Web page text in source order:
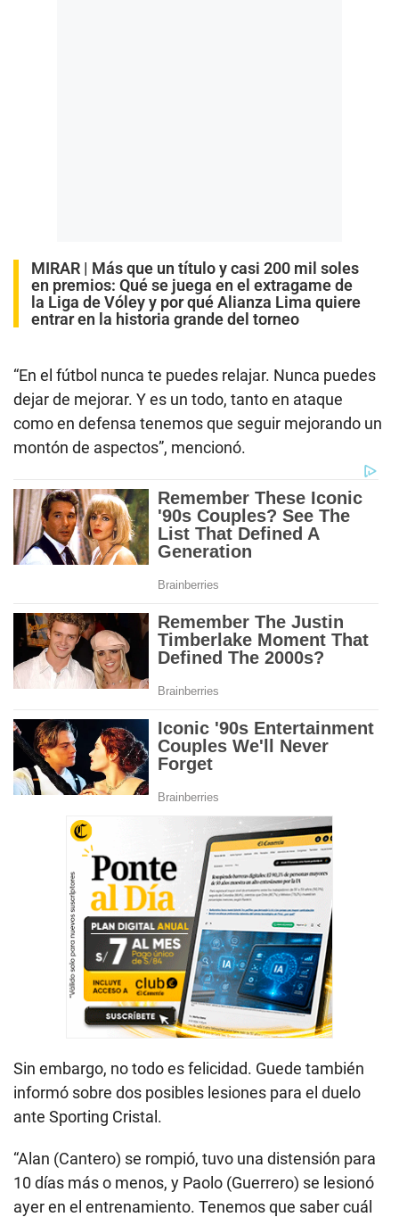
MIRAR | Más que un título y casi 200 mil soles
en premios: Qué se juega en el extragame de
la Liga de Vóley y por qué Alianza Lima quiere
entrar en la historia grande del torneo
“En el fútbol nunca te puedes relajar. Nunca puedes
dejar de mejorar. Y es un todo, tanto en ataque
como en defensa tenemos que seguir mejorando un
montón de aspectos”, mencionó.
Sin embargo, no todo es felicidad. Guede también
informó sobre dos posibles lesiones para el duelo
ante Sporting Cristal.
“Alan (Cantero) se rompió, tuvo una distensión para
10 días más o menos, y Paolo (Guerrero) se lesionó
ayer en el entrenamiento. Tenemos que saber cuál